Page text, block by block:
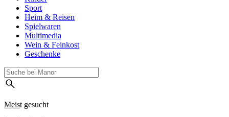
Sport
Heim & Reisen
Spielwaren
Multimedia
Wein & Feinkost
Geschenke
Meist gesucht